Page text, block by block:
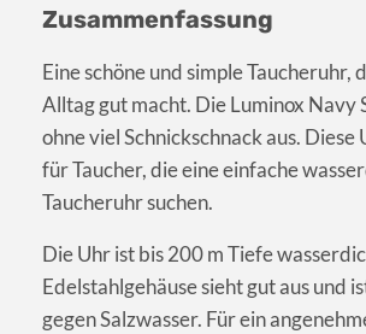
Zusammenfassung
Eine schöne und simple Taucheruhr,
Alltag gut macht. Die Luminox Navy
ohne viel Schnickschnack aus. Diese
für Taucher, die eine einfache
Taucheruhr suchen.
Die Uhr ist bis 200 m Tiefe
Edelstahlgehäuse sieht gut aus und
gegen Salzwasser. Für ein